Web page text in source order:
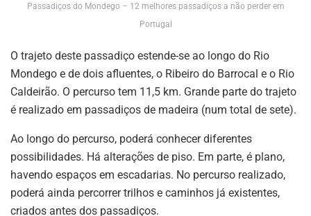
Passadiços do Mondego – 12 melhores passadiços a não perder em
Portugal
O trajeto deste passadiço estende-se ao longo do Rio
Mondego e de dois afluentes, o Ribeiro do Barrocal e o Rio
Caldeirão. O percurso tem 11,5 km. Grande parte do trajeto
é realizado em passadiços de madeira (num total de sete).
Ao longo do percurso, poderá conhecer diferentes
possibilidades. Há alterações de piso. Em parte, é plano,
havendo espaços em escadarias. No percurso realizado,
poderá ainda percorrer trilhos e caminhos já existentes,
criados antes dos passadiços.